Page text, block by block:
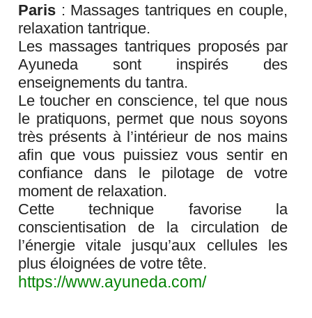
Paris: Massages tantriques en couple,
relaxation tantrique.
Les massages tantriques proposés par
Ayuneda sont inspirés des
enseignements du tantra.
Le toucher en conscience, tel que nous
le pratiquons, permet que nous soyons
très présents à l’intérieur de nos mains
afin que vous puissiez vous sentir en
confiance dans le pilotage de votre
moment de relaxation.
Cette technique favorise la
conscientisation de la circulation de
l’énergie vitale jusqu’aux cellules les
plus éloignées de votre tête.
https://www.ayuneda.com/